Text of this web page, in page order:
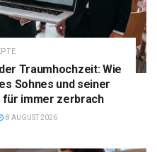
Traumhochzeit: Wie
Sohnes und seiner
für immer zerbrach
8 AUGUST 2026